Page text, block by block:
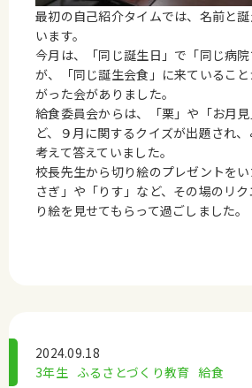
最初の自己紹介タイムでは、名前と
います。
今月は、「同じ誕生日」で「同じ病
が、「同じ誕生会食」に来ているこ
がった会がありました。
給食委員会からは、「栗」や「お月
ど、９月に関するクイズが出題され
考えて答えていました。
校長先生から切り絵のプレゼントを
さぎ」や「りす」など、その場のリ
り絵を見せてもらって過ごしました。
2024.09.18
3年生 ふるさとづくり教育 給食